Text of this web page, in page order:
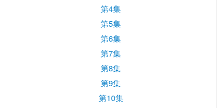
第4集
第5集
第6集
第7集
第8集
第9集
第10集